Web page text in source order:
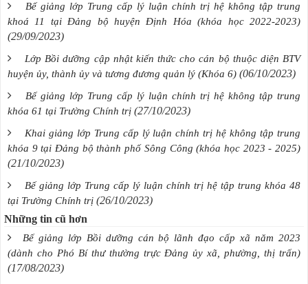
Bế giảng lớp Trung cấp lý luận chính trị hệ không tập trung
khoá 11 tại Đảng bộ huyện Định Hóa (khóa học 2022-2023)
(29/09/2023)
Lớp Bồi dưỡng cập nhật kiến thức cho cán bộ thuộc diện BTV
huyện ủy, thành ủy và tương đương quản lý (Khóa 6) (06/10/2023)
Bế giảng lớp Trung cấp lý luận chính trị hệ không tập trung
khóa 61 tại Trường Chính trị (27/10/2023)
Khai giảng lớp Trung cấp lý luận chính trị hệ không tập trung
khóa 9 tại Đảng bộ thành phố Sông Công (khóa học 2023 - 2025)
(21/10/2023)
Bế giảng lớp Trung cấp lý luận chính trị hệ tập trung khóa 48
tại Trường Chính trị (26/10/2023)
Những tin cũ hơn
Bế giảng lớp Bồi dưỡng cán bộ lãnh đạo cấp xã năm 2023
(dành cho Phó Bí thư thường trực Đảng ủy xã, phường, thị trấn)
(17/08/2023)